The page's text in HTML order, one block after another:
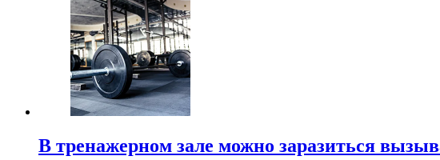
В тренажерном зале можно заразиться